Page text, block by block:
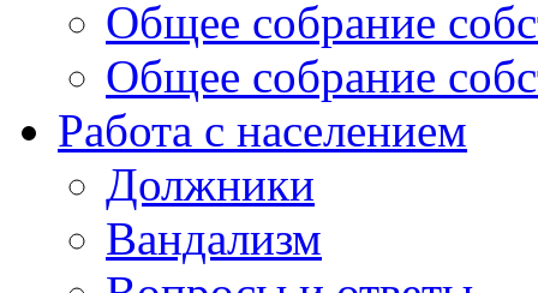
Общее собрание
Общее собрание
Работа с населением
Должники
Вандализм